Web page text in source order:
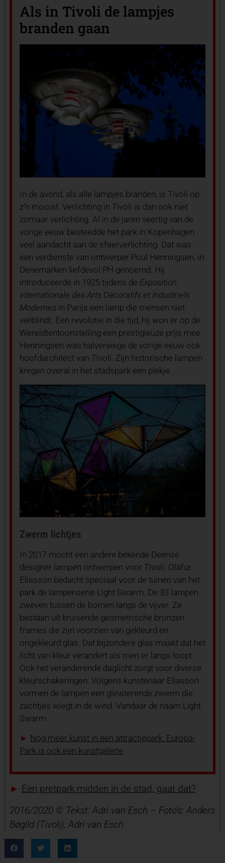
Als in Tivoli de lampjes
branden gaan
In de avond, als alle lampjes branden, is Tivoli op
z’n mooist. Verlichting in Tivoli is dan ook niet
zomaar verlichting. Al in de jaren veertig van de
vorige eeuw besteedde het park in Kopenhagen
veel aandacht aan de sfeerverlichting. Dat was
een verdienste van ontwerper Poul Henningsen, in
Denemarken liefdevol PH genoemd. Hij
introduceerde in 1925 tijdens de Exposition
Internationale des Arts Décoratifs et Industriels
Modernes in Parijs een lamp die mensen niet
verblindt. Een revolutie in die tijd; hij won er op de
Wereldtentoonstelling een prestigieuze prijs mee.
Henningsen was halverwege de vorige eeuw ook
hoofdarchitect van Tivoli. Zijn historische lampen
kregen overal in het stadspark een plekje.
Zwerm lichtjes
In 2017 mocht een andere bekende Deense
designer lampen ontwerpen voor Tivoli: Olafur
Eliasson bedacht speciaal voor de tuinen van het
park de lampenserie Light Swarm. De 33 lampen
zweven tussen de bomen langs de vijver. Ze
bestaan uit kruisende geometrische bronzen
frames die zijn voorzien van gekleurd en
ongekleurd glas. Dat bijzondere glas maakt dat het
licht van kleur verandert als men er langs loopt.
Ook het veranderende daglicht zorgt voor diverse
kleurschakeringen. Volgens kunstenaar Eliasson
vormen de lampen een glinsterende zwerm die
zachtjes wiegt in de wind. Vandaar de naam Light
Swarm.
► Nog meer kunst in een attractiepark: Europa-
Park is ook een kunstgalerie
► Een pretpark midden in de stad, gaat dat?
2016/2020 © Tekst: Adri van Esch – Foto’s: Anders
Bøgild (Tivoli), Adri van Esch